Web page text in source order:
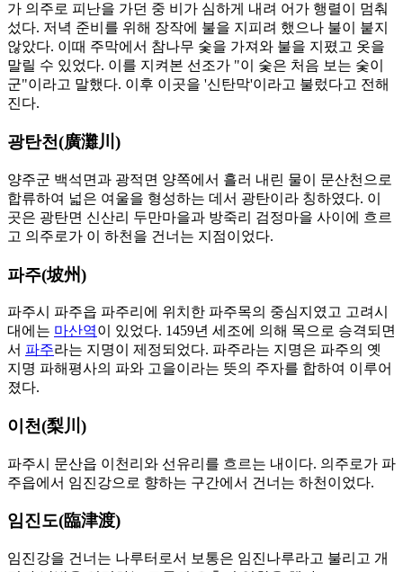
가 의주로 피난을 가던 중 비가 심하게 내려 어가 행렬이 멈춰
섰다. 저녁 준비를 위해 장작에 불을 지피려 했으나 불이 붙지
않았다. 이때 주막에서 참나무 숯을 가져와 불을 지폈고 옷을
말릴 수 있었다. 이를 지켜본 선조가 "이 숯은 처음 보는 숯이
군"이라고 말했다. 이후 이곳을 '신탄막'이라고 불렀다고 전해
진다.
광탄천(廣灘川)
양주군 백석면과 광적면 양쪽에서 흘러 내린 물이 문산천으로
합류하여 넓은 여울을 형성하는 데서 광탄이라 칭하였다. 이
곳은 광탄면 신산리 두만마을과 방죽리 검정마을 사이에 흐르
고 의주로가 이 하천을 건너는 지점이었다.
파주(坡州)
파주시 파주읍 파주리에 위치한 파주목의 중심지였고 고려시
대에는 마산역이 있었다. 1459년 세조에 의해 목으로 승격되면
서 파주라는 지명이 제정되었다. 파주라는 지명은 파주의 옛
지명 파해평사의 파와 고을이라는 뜻의 주자를 합하여 이루어
졌다.
이천(梨川)
파주시 문산읍 이천리와 선유리를 흐르는 내이다. 의주로가 파
주읍에서 임진강으로 향하는 구간에서 건너는 하천이었다.
임진도(臨津渡)
임진강을 건너는 나루터로서 보통은 임진나루라고 불리고 개